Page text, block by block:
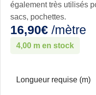
également très utilisés
sacs, pochettes.
16,90€ /mètre
4,00 m en stock
Longueur requise (m)